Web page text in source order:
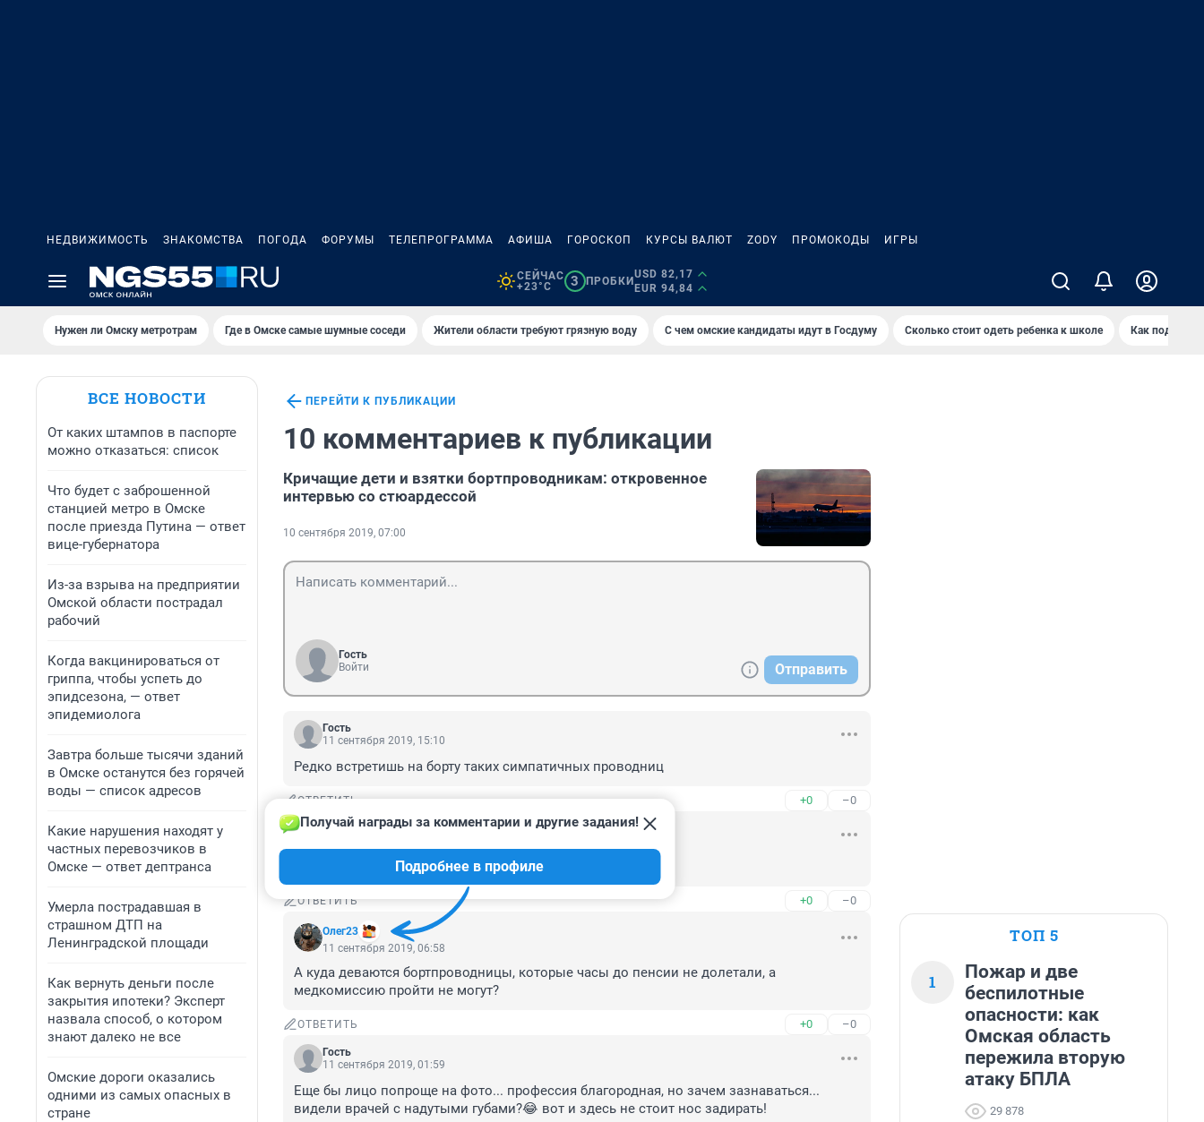
НЕДВИЖИМОСТЬ ЗНАКОМСТВА ПОГОДА ФОРУМЫ ТЕЛЕПРОГРАММА АФИША ГОРОСКОП КУРСЫ ВАЛЮТ ZODY ПРОМОКОДЫ ИГРЫ
СЕЙЧАС
+23°C
3 ПРОБКИ
USD 82,17
EUR 94,84
Нужен ли Омску метротрам Где в Омске самые шумные соседи Жители области требуют грязную воду С чем омские кандидаты идут в Госдуму Сколько стоит одеть ребенка к школе Как
ВСЕ НОВОСТИ
От каких штампов в паспорте
можно отказаться: список
Что будет с заброшенной
станцией метро в Омске
после приезда Путина — ответ
вице-губернатора
Из-за взрыва на предприятии
Омской области пострадал
рабочий
Когда вакцинироваться от
гриппа, чтобы успеть до
эпидсезона, — ответ
эпидемиолога
Завтра больше тысячи зданий
в Омске останутся без горячей
воды — список адресов
Какие нарушения находят у
частных перевозчиков в
Омске — ответ дептранса
Умерла пострадавшая в
страшном ДТП на
Ленинградской площади
Как вернуть деньги после
закрытия ипотеки? Эксперт
назвала способ, о котором
знают далеко не все
Омские дороги оказались
одними из самых опасных в
стране
ПЕРЕЙТИ К ПУБЛИКАЦИИ
10 комментариев к публикации
Кричащие дети и взятки бортпроводникам: откровенное
интервью со стюардессой
10 сентября 2019, 07:00
Гость
Войти
Отправить
Гость
11 сентября 2019, 15:10
Редко встретишь на борту таких симпатичных проводниц
ОТВЕТИТЬ +0 –0
Гость
Все так и есть, сама уже долгое время работаю в авиации.
ОТВЕТИТЬ +0 –0
Олег23
Получай награды за комментарии и другие задания!
Подробнее в профиле
11 сентября 2019, 06:58
А куда деваются бортпроводницы, которые часы до пенсии не долетали, а
медкомиссию пройти не могут?
ОТВЕТИТЬ +0 –0
Гость
11 сентября 2019, 01:59
Еще бы лицо попроще на фото... профессия благородная, но зачем зазнаваться...
видели врачей с надутыми губами?😂 вот и здесь не стоит нос задирать!
ТОП 5
1
Пожар и две
беспилотные
опасности: как
Омская область
пережила вторую
атаку БПЛА
29 878